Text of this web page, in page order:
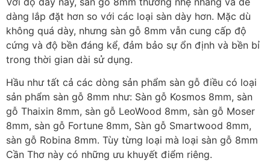
dàng lắp đặt hơn so với các loại sàn dày hơn. Mặc dù
không quá dày, nhưng sàn gỗ 8mm vẫn cung cấp độ
cứng và độ bền đáng kể, đảm bảo sự ổn định và bền bỉ
trong thời gian dài sử dụng.
Hầu như tất cả các dòng sản phẩm sàn gỗ điều có loại
sản phẩm sàn gỗ 8mm như: Sàn gỗ Kosmos 8mm, sàn
gỗ Thaixin 8mm, sàn gỗ LeoWood 8mm, sàn gỗ Moser
8mm, sàn gỗ Fortune 8mm, Sàn gỗ Smartwood 8mm,
sàn gỗ Robina 8mm. Tùy từng loại mà loại sàn gỗ 8mm
Cần Thơ này có những ưu khuyết điểm riêng.